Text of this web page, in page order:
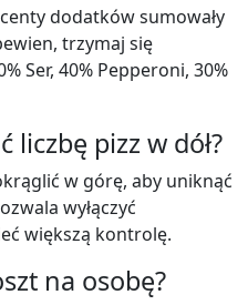
dodatków sumowały
trzymaj się
Ser, 40% Pepperoni, 30%
liczbę pizz w dół?
w górę, aby uniknąć
wyłączyć
większą kontrolę.
na osobę?